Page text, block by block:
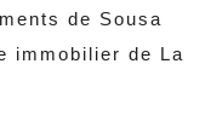
de Sousa
immobilier de La